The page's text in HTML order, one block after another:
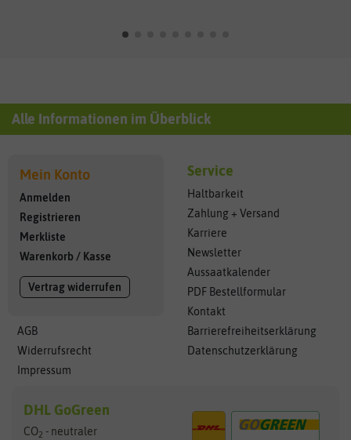
Alle Informationen im Überblick
Mein Konto
Anmelden
Registrieren
Merkliste
Warenkorb / Kasse
Vertrag widerrufen
AGB
Widerrufsrecht
Impressum
Service
Haltbarkeit
Zahlung + Versand
Karriere
Newsletter
Aussaatkalender
PDF Bestellformular
Kontakt
Barrierefreiheitserklärung
Datenschutzerklärung
DHL GoGreen
CO2 - neutraler